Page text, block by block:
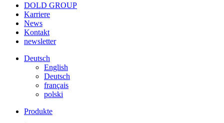
DOLD GROUP
Karriere
News
Kontakt
newsletter
Deutsch
English
Deutsch
français
polski
Produkte